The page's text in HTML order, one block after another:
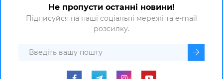
Не пропусти останні новини!
Підписуйся на наші соціальні мережі та e-mail
розсилку.